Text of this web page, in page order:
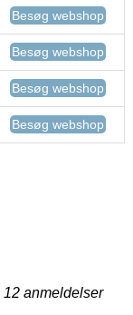
Besøg webshop
Besøg webshop
Besøg webshop
Besøg webshop
12 anmeldelser